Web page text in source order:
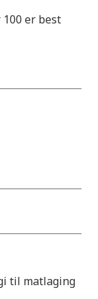
100 er best
til matlaging